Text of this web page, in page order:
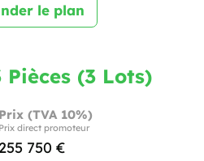
le plan
(3 Lots)
Prix (TVA 10%)
Prix direct promoteur
255 750 €